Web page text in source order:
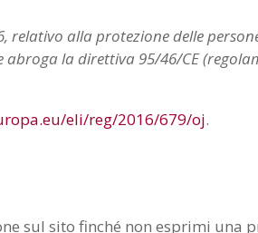
relativo alla protezione delle
la direttiva 95/46/CE
eli/reg/2016/679/oj.
sul sito finché non esprimi una